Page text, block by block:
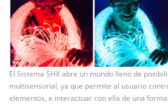
El Sistema SHX abre un mundo lleno de
multisensorial, ya que permite al usuario
elementos, e interactuar con ella de una